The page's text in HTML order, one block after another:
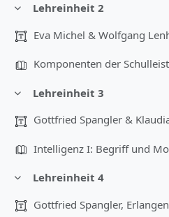
Colapsar
Lehreinheit 2
Colapsar
Lehreinheit 3
Colapsar
Lehreinheit 4
Gottfried Spangler, Erlangen